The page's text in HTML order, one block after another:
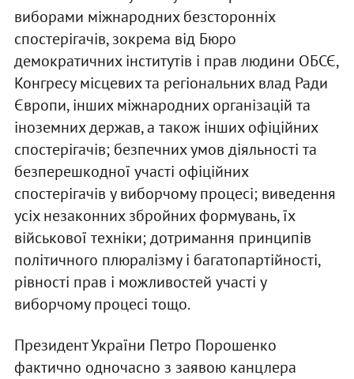
виборами міжнародних безсторонніх
спостерігачів, зокрема від Бюро
демократичних інститутів і прав людини ОБСЄ,
Конгресу місцевих та регіональних влад Ради
Європи, інших міжнародних організацій та
іноземних держав, а також інших офіційних
спостерігачів; безпечних умов діяльності та
безперешкодної участі офіційних
спостерігачів у виборчому процесі; виведення
усіх незаконних збройних формувань, їх
військової техніки; дотримання принципів
політичного плюралізму і багатопартійності,
рівності прав і можливостей участі у
виборчому процесі тощо.
Президент України Петро Порошенко
фактично одночасно з заявою канцлера